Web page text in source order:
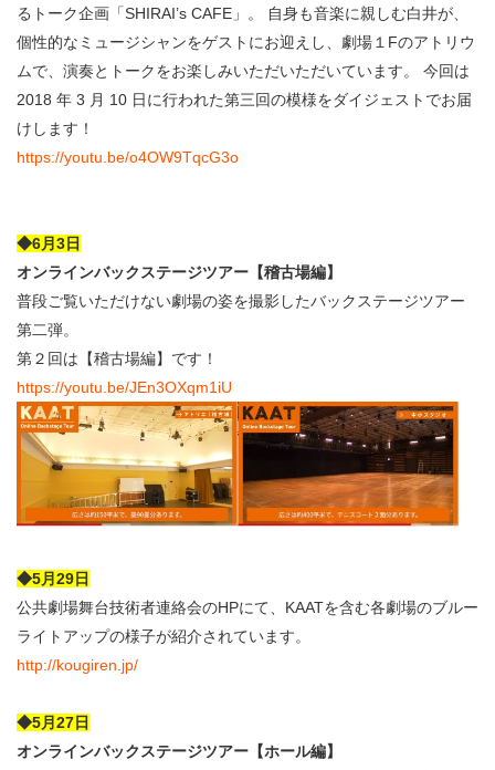
るトーク企画「SHIRAI’s CAFE」。 自身も音楽に親しむ白井が、
個性的なミュージシャンをゲストにお迎えし、劇場１Fのアトリウ
ムで、演奏とトークをお楽しみいただいただいています。 今回は
2018 年 3 月 10 日に行われた第三回の模様をダイジェストでお届
けします！
https://youtu.be/o4OW9TqcG3o
◆6月3日
オンラインバックステージツアー【稽古場編】
普段ご覧いただけない劇場の姿を撮影したバックステージツアー
第二弾。
第２回は【稽古場編】です！
https://youtu.be/JEn3OXqm1iU
◆5月29日
公共劇場舞台技術者連絡会のHPにて、KAATを含む各劇場のブルー
ライトアップの様子が紹介されています。
http://kougiren.jp/
◆5月27日
オンラインバックステージツアー【ホール編】